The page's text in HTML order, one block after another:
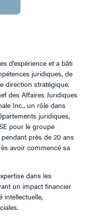
d’expérience et a bâti
juridiques, de
direction stratégique.
des Affaires Juridiques
Inc., un rôle dans
juridiques,
pour le groupe
près de 20 ans
avoir commencé sa
dans les
un impact financier
intellectuelle,